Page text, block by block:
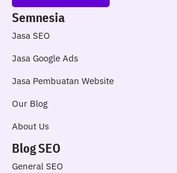
Semnesia
Jasa SEO
Jasa Google Ads
Jasa Pembuatan Website
Our Blog
About Us
Blog SEO
General SEO